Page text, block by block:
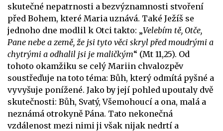
skutečné nepatrnosti a bezvýznamnosti stvoření
před Bohem, které Maria uznává. Také Ježíš se
jednoho dne modlil k Otci takto: „Velebím tě, Otče,
Pane nebe a země, že jsi tyto věci skryl před moudrými a
chytrými a odhalil jsi je maličkým“ (Mt 11,25). Od
tohoto okamžiku se celý Mariin chvalozpěv
soustřeďuje na toto téma: Bůh, který odmítá pyšné a
vyvyšuje ponížené. Jako by její pohled upoutaly dvě
skutečnosti: Bůh, Svatý, Všemohoucí a ona, malá a
neznámá otrokyně Pána. Tato nekonečná
vzdálenost mezi nimi ji však nijak nedrtí a